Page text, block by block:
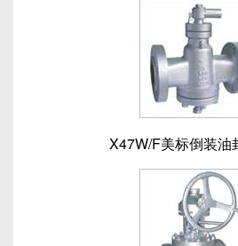
X47W/F美标倒装油